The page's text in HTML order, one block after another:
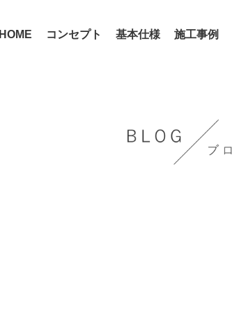
HOME コンセプト 基本仕様 施工事例